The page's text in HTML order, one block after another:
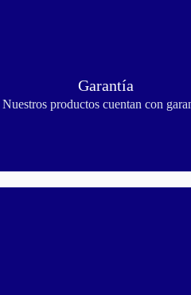
Garantía
Nuestros productos cuentan con